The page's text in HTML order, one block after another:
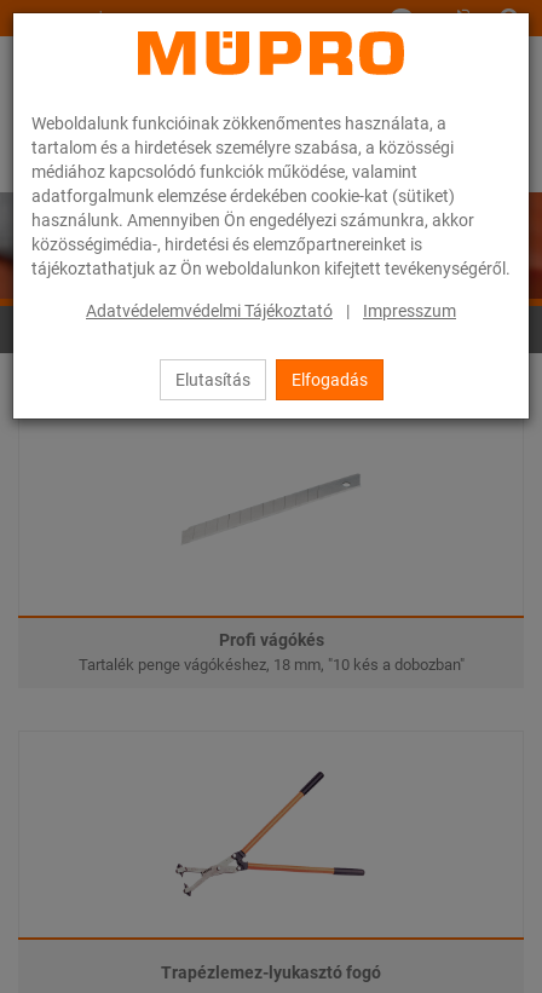
Weboldalunk funkcióinak zökkenőmentes használata, a
tartalom és a hirdetések személyre szabása, a közösségi
médiához kapcsolódó funkciók működése, valamint
adatforgalmunk elemzése érdekében cookie-kat (sütiket)
használunk. Amennyiben Ön engedélyezi számunkra, akkor
közösségimédia-, hirdetési és elemzőpartnereinket is
tájékoztathatjuk az Ön weboldalunkon kifejtett tevékenységéről.
Adatvédelemvédelmi Tájékoztató | Impresszum
Elutasítás Elfogadás
www.muepro.hu
Profi vágókés
Tartalék penge vágókéshez, 18 mm, "10 kés a dobozban"
Trapézlemez-lyukasztó fogó